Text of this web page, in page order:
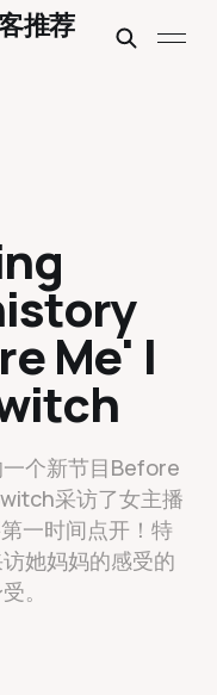
推荐
Me' |
个新节目Before
采访了女主播
一时间点开！特
她妈妈的感受的
。